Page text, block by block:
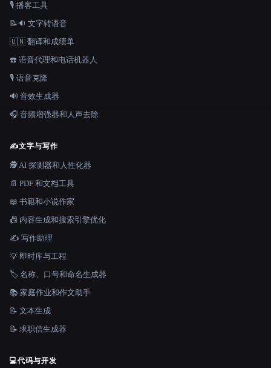
🎙️ 播客工具
📝🔉 文字转语音
🇺🇳 翻译和成绩单
☎️ 语音代理和电话机器人
🎙️ 语音克隆
🔊 音效生成器
🎧 音频增强器和人声去除
✍️文字与写作
🕵️ AI 探测器和人性化器
📄 PDF 和文档工具
📖 书籍和小说作家
📠 内容生成和搜索引擎优化
✍️ 写作助理
💡 即时库与工程
🏷️ 名称、口号和命名生成器
📚 家庭作业和作文助手
📝 文本生成
📝 求职信生成器
💻代码与开发